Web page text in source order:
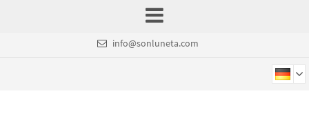
info@sonluneta.com